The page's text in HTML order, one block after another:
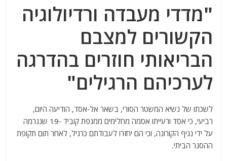
at
s
A
p
p
e
g
ra
m
ai
l
itt
er
c
e
b
o
o
"מדדי מעבדה ורדיולוגיה
הקשורים למצבם
הבריאותי חוזרים בהדרגה
לערכיהם הרגילים"
לשכתו של נשיא המשטר הסורי, בשאר אל-אסד, הודיעה היום,
רביעי, כי אסד ורעייתו אסמה מחלימים ממגפת קוביד -19 שנגרמה
על ידי נגיף הקורונה, וכי הם יחזרו לעבודתם כרגיל, לאחר תום תקופת
ההסגר הביתי.